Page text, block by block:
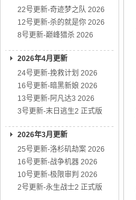
22号更新-奇迹梦之队 2026
12号更新-杀的就是你 2026
8号更新-巅峰猎杀 2026
2026年4月更新
24号更新-挽救计划 2026
16号更新-暗黑新娘 2026
13号更新-阿凡达3 2026
3号更新-末日逃生2 正式版
2026年3月更新
25号更新-洛杉矶劫案 2026
16号更新-战争机器 2026
10号更新-极限审判 2026
2号更新-永生战士2 正式版